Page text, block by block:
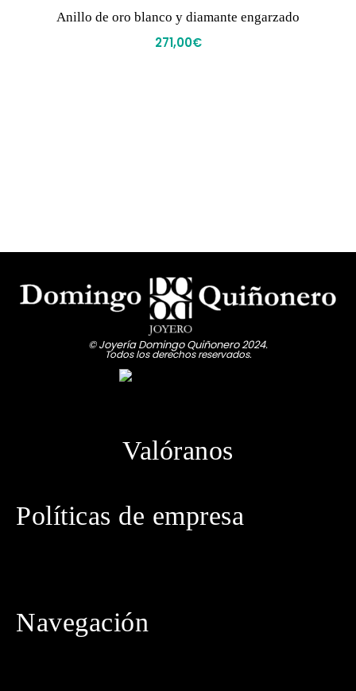
Anillo de oro blanco y diamante engarzado
271,00€
© Joyería Domingo Quiñonero 2024.
Todos los derechos reservados.
Valóranos
Políticas de empresa
Navegación